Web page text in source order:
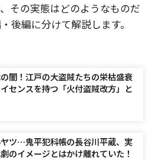
その実態はどのようなものだ
後編に分けて解説します。
闇！江戸の大盗賊たちの栄枯盛衰
センスを持つ「火付盗賊改方」と
ツ…鬼平犯科帳の長谷川平蔵、実
のイメージとはかけ離れていた！